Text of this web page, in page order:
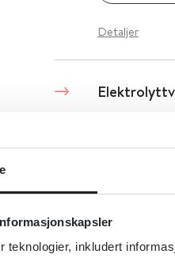
teknologier, inkludert
Detaljer